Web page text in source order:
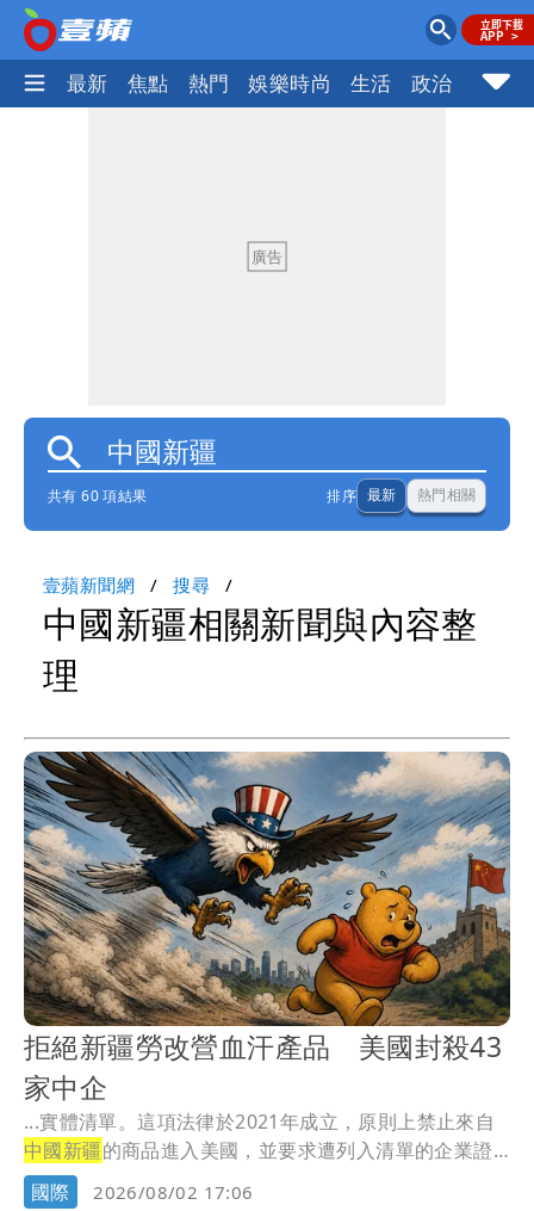
最新 焦點 熱門 娛樂時尚 生活 政治 社會
共有 60 項結果 排序 最新 熱門相關
壹蘋新聞網 搜尋
中國新疆相關新聞與內容整
理
拒絕新疆勞改營血汗產品 美國封殺43
家中企
...實體清單。這項法律於2021年成立，原則上禁止來自
中國新疆的商品進入美國，並要求遭列入清單的企業證
明...
國際 2026/08/02 17:06